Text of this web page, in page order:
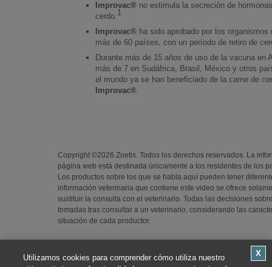
Improvac® no estimula la secreción de
cerdo.1
Improvac® ha sido aprobado por los
más de 60 países, con un período de retiro de
Durante más de 15 años de uso de la vacuna en
más de 7 en Sudáfrica, Brasil, México y otros
el mundo ya se han beneficiado de la carne de
Improvac®.
Copyright ©2026 Zoetis. Todos los derechos reservados. La
página web está destinada únicamente a los residentes de los
Los productos sobre los que se habla aquí pueden tener
información veterinaria que contiene este video se ofrece
sustituir la consulta con el veterinario. Todas las decisiones
tomadas tras consultar a un veterinario, considerando las
situación de cada productor.
AYUDA
Utilizamos cookies para comprender cómo utiliza nuestro